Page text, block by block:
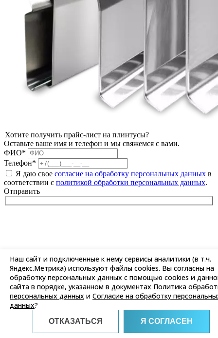
Хотите получить прайс-лист на плинтусы?
Оставьте ваше имя и телефон и мы свяжемся с вами.
ФИО*
Телефон*
Я даю свое согласие на обработку персональных данных в
соответствии с политикой обработки персональных данных.
Отправить
Наш сайт и подключенные к нему сервисы аналитики (в т.ч.
Яндекс.Метрика) используют файлы cookies. Вы согласны на
обработку персональных данных с помощью cookies и
сайта в порядке, указанном в документах Политика
персональных данных и Согласие на обработку
данных?
ОТКАЗАТЬСЯ Я СОГЛАСЕН